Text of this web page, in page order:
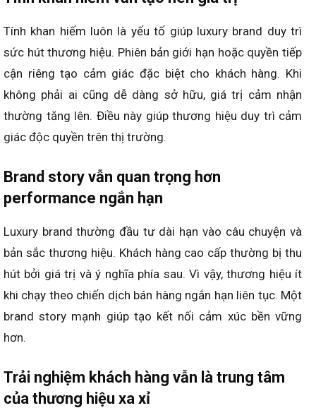
Tính khan hiếm luôn là yếu tố giúp luxury brand duy trì
sức hút thương hiệu. Phiên bản giới hạn hoặc quyền tiếp
cận riêng tạo cảm giác đặc biệt cho khách hàng. Khi
không phải ai cũng dễ dàng sở hữu, giá trị cảm nhận
thường tăng lên. Điều này giúp thương hiệu duy trì cảm
giác độc quyền trên thị trường.
Brand story vẫn quan trọng hơn
performance ngắn hạn
Luxury brand thường đầu tư dài hạn vào câu chuyện và
bản sắc thương hiệu. Khách hàng cao cấp thường bị thu
hút bởi giá trị và ý nghĩa phía sau. Vì vậy, thương hiệu ít
khi chạy theo chiến dịch bán hàng ngắn hạn liên tục. Một
brand story mạnh giúp tạo kết nối cảm xúc bền vững
hơn.
Trải nghiệm khách hàng vẫn là trung tâm
của thương hiệu xa xỉ